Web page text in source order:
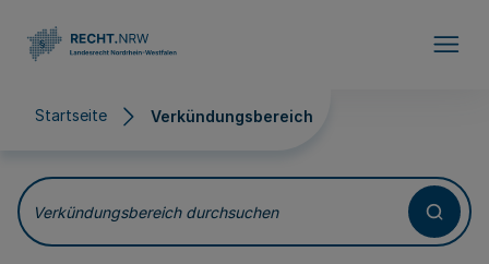
Startseite Verkündungsbereich
Verkündungsbereich
Verkündungsbereich durchsuchen